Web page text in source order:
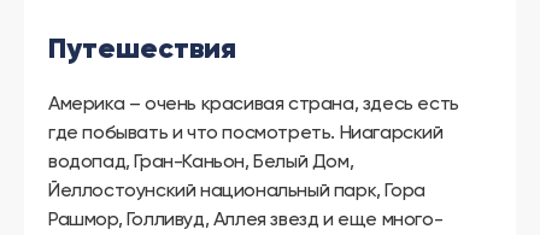
Путешествия
Америка – очень красивая страна, здесь есть
где побывать и что посмотреть. Ниагарский
водопад, Гран-Каньон, Белый Дом,
Йеллостоунский национальный парк, Гора
Рашмор, Голливуд, Аллея звезд и еще много-